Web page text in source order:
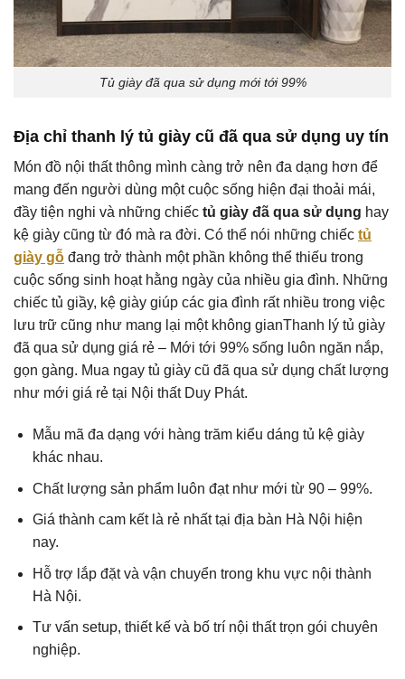
Tủ giày đã qua sử dụng mới tới 99%
Địa chỉ thanh lý tủ giày cũ đã qua sử dụng uy tín
Món đồ nội thất thông mình càng trở nên đa dạng hơn để
mang đến người dùng một cuộc sống hiện đại thoải mái,
đầy tiện nghi và những chiếc tủ giày đã qua sử dụng hay
kệ giày cũng từ đó mà ra đời. Có thể nói những chiếc tủ
giày gỗ đang trở thành một phần không thể thiếu trong
cuộc sống sinh hoạt hằng ngày của nhiều gia đình. Những
chiếc tủ giầy, kệ giày giúp các gia đình rất nhiều trong việc
lưu trữ cũng như mang lại một không gianThanh lý tủ giày
đã qua sử dụng giá rẻ – Mới tới 99% sống luôn ngăn nắp,
gọn gàng. Mua ngay tủ giày cũ đã qua sử dụng chất lượng
như mới giá rẻ tại Nội thất Duy Phát.
Mẫu mã đa dạng với hàng trăm kiểu dáng tủ kệ giày
khác nhau.
Chất lượng sản phẩm luôn đạt như mới từ 90 – 99%.
Giá thành cam kết là rẻ nhất tại địa bàn Hà Nội hiện
nay.
Hỗ trợ lắp đặt và vận chuyển trong khu vực nội thành
Hà Nội.
Tư vấn setup, thiết kế và bố trí nội thất trọn gói chuyên
nghiệp.